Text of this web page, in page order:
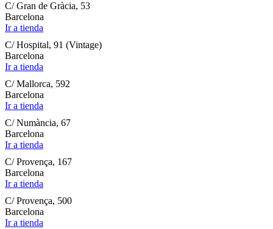
C/ Gran de Gràcia, 53
Barcelona
Ir a tienda
C/ Hospital, 91 (Vintage)
Barcelona
Ir a tienda
C/ Mallorca, 592
Barcelona
Ir a tienda
C/ Numància, 67
Barcelona
Ir a tienda
C/ Provença, 167
Barcelona
Ir a tienda
C/ Provença, 500
Barcelona
Ir a tienda